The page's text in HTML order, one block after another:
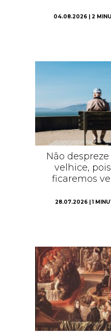
04.08.2026 | 2
Não
velhice,
ficaremos
28.07.2026 | 1